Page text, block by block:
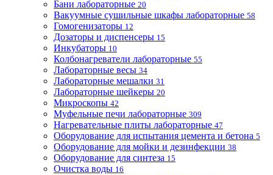
Бани лабораторные 20
Вакуумные сушильные шкафы лабораторные 58
Гомогенизаторы 12
Дозаторы и диспенсеры 15
Инкубаторы 10
Колбонагреватели лабораторные 55
Лабораторные весы 34
Лабораторные мешалки 31
Лабораторные шейкеры 20
Микроскопы 42
Муфельные печи лабораторные 309
Нагревательные плиты лабораторные 47
Оборудование для испытания цемента и бетона 5
Оборудование для мойки и дезинфекции 38
Оборудование для синтеза 15
Очистка воды 16